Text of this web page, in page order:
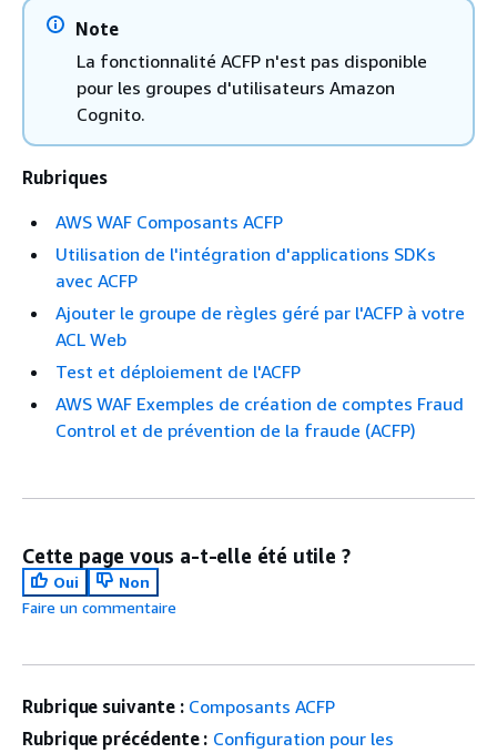
Note
La fonctionnalité ACFP n'est pas disponible
pour les groupes d'utilisateurs Amazon
Cognito.
Rubriques
AWS WAF Composants ACFP
Utilisation de l'intégration d'applications SDKs
avec ACFP
Ajouter le groupe de règles géré par l'ACFP à votre
ACL Web
Test et déploiement de l'ACFP
AWS WAF Exemples de création de comptes Fraud
Control et de prévention de la fraude (ACFP)
Cette page vous a-t-elle été utile ?
Oui
Non
Faire un commentaire
Rubrique suivante : Composants ACFP
Rubrique précédente : Configuration pour les